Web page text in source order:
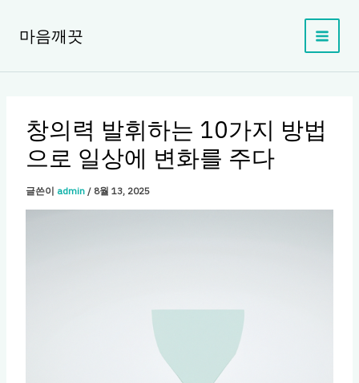
건
마음깨끗
창의력 발휘하는 10가지 방법
으로 일상에 변화를 주다
글쓴이 admin / 8월 13, 2025